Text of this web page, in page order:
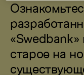
старое на